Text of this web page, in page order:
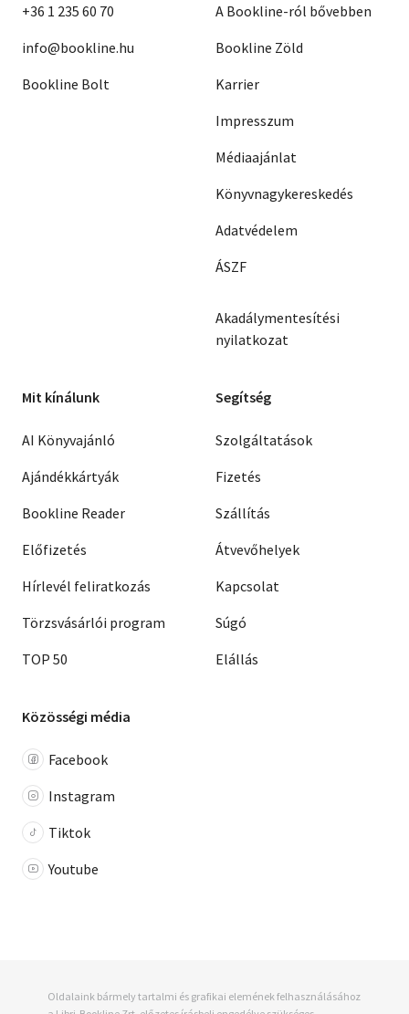
+36 1 235 60 70
info@bookline.hu
Bookline Bolt
A Bookline-ról bővebben
Bookline Zöld
Karrier
Impresszum
Médiaajánlat
Könyvnagykereskedés
Adatvédelem
ÁSZF
Akadálymentesítési
nyilatkozat
Mit kínálunk
AI Könyvajánló
Ajándékkártyák
Bookline Reader
Előfizetés
Hírlevél feliratkozás
Törzsvásárlói program
TOP 50
Segítség
Szolgáltatások
Fizetés
Szállítás
Átvevőhelyek
Kapcsolat
Súgó
Elállás
Közösségi média
Facebook
Instagram
Tiktok
Youtube
Oldalaink bármely tartalmi és grafikai elemének felhasználásához